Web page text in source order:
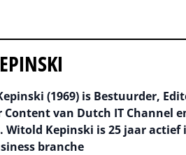
(1969) is Bestuurder,
Content van Dutch IT Channel
Witold Kepinski is 25 jaar actief
branche